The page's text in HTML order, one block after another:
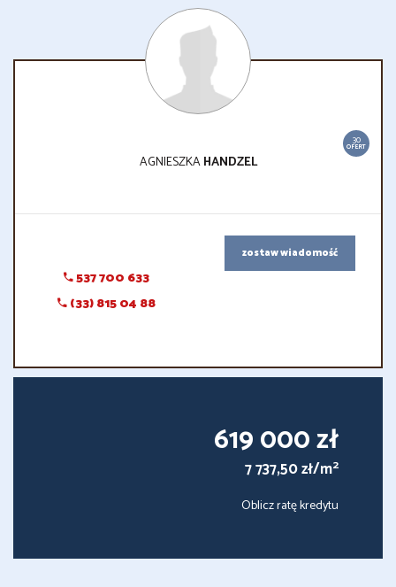
30
OFERT
AGNIESZKAHANDZEL
537 700 633
(33) 815 04 88
zostaw wiadomość
619 000 zł
7 737,50 zł/m2
Oblicz ratę kredytu